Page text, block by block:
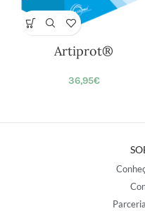
Artiprot®
36,95€